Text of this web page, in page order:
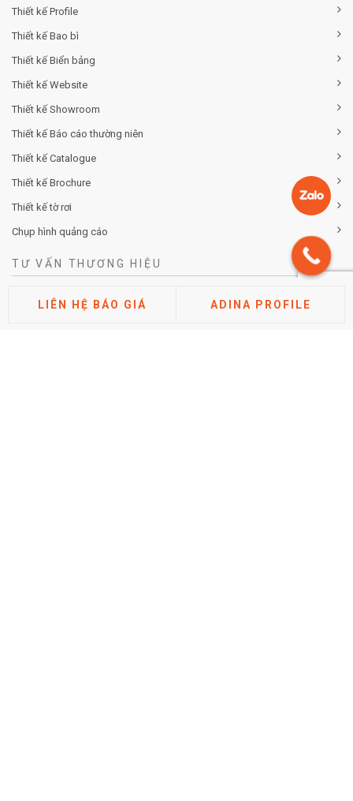
Thiết kế Profile
Thiết kế Bao bì
Thiết kế Biển bảng
Thiết kế Website
Thiết kế Showroom
Thiết kế Báo cáo thường niên
Thiết kế Catalogue
Thiết kế Brochure
Thiết kế tờ rơi
Chụp hình quảng cáo
TƯ VẤN THƯƠNG HIỆU
Tư vấn chiến lược khác biệt hóa thương hiệu
LIÊN HỆ BÁO GIÁ ADINA PROFILE